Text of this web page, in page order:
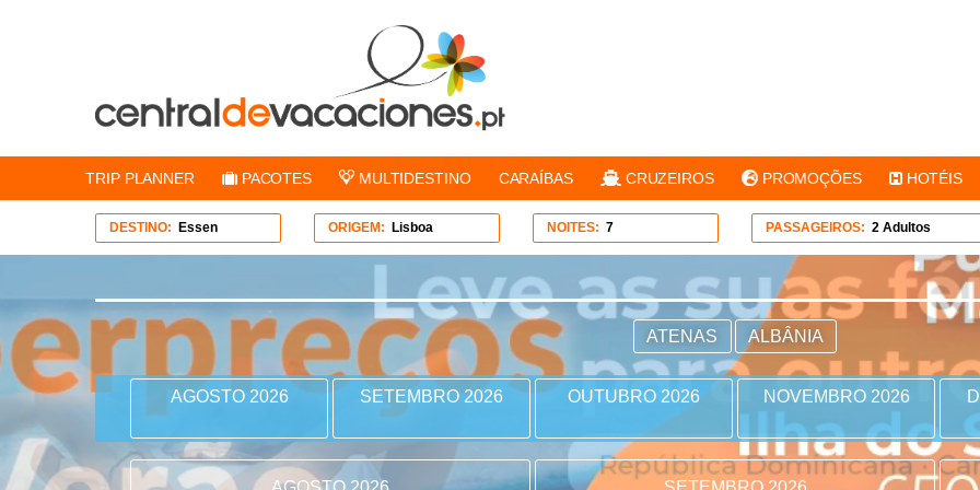
TRIP PLANNER PACOTES MULTIDESTINO CARAÍBAS CRUZEIROS PROMOÇÕES HOTÉIS
DESTINO: Essen ORIGEM: Lisboa NOITES: 7 PASSAGEIROS: 2 Adultos
ATENAS ALBÂNIA
AGOSTO 2026 SETEMBRO 2026 OUTUBRO 2026 NOVEMBRO 2026